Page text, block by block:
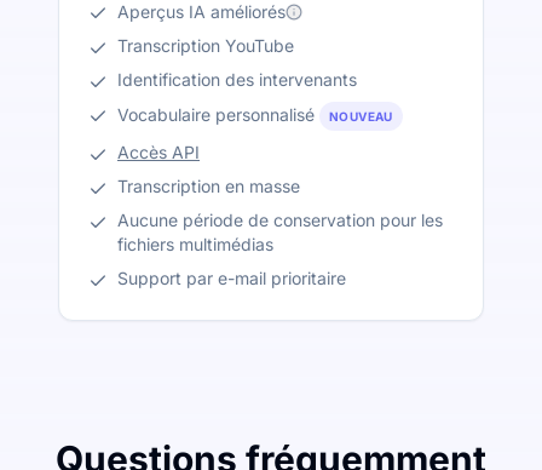
Aperçus IA améliorés
Transcription YouTube
Identification des intervenants
Vocabulaire personnalisé
NOUVEAU
Accès API
Transcription en masse
Aucune période de conservation pour les
fichiers multimédias
Support par e-mail prioritaire
Questions fréquemment